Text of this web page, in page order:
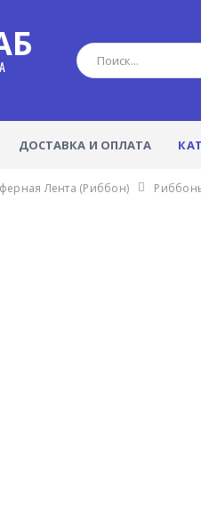
ДОСТАВКА И ОПЛАТА
Лента (Риббон)